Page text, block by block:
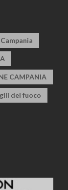
Campania
CAMPANIA
del fuoco